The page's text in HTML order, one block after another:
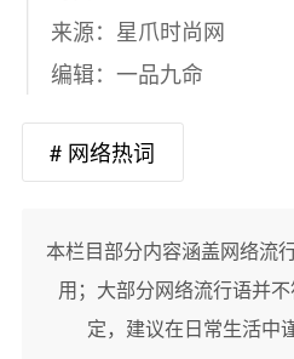
来源： 星爪时尚网
编辑：一品九命
# 网络热词
本栏目部分内容涵盖网络流
用；大部分网络流行语并
定，建议在日常生活中